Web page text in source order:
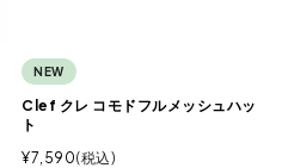
NEW
Clef クレ コモドフルメッシュハッ
ト
¥7,590 税込